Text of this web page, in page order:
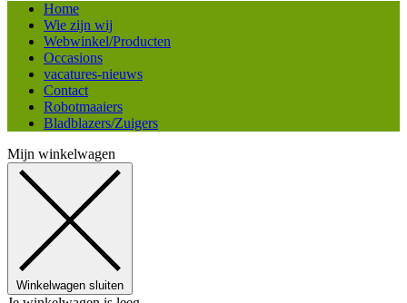
Home
Wie zijn wij
Webwinkel/Producten
Occasions
vacatures-nieuws
Contact
Robotmaaiers
Bladblazers/Zuigers
Mijn winkelwagen
Winkelwagen sluiten